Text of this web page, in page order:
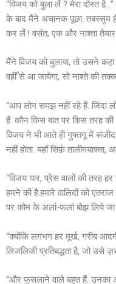
“विजय को बुला लें ? मेरा दोस्त
के बाद मैंने अचानक पूछा. तबस्सुम
कर लें ! वसंत, एक और नाश्ता तैयार
मैंने विजय को बुलाया, तो उसने
वहीँ से आ जायेगा, सो नाश्ते की
“आप लोग समझ नहीं रहे हैं. जिंदा
हैं. कौन किस बात पर किस तरह
विजय ने भी आते ही गुफ्तगू में
नहीं होता. यहाँ सिर्फ़
“विजय यार, प्रेस वालों की तरह
हमने की है.हमारे वालिदों को
पर कौम के अलां-फलां बोझ लिये जा
“क्योंकि लगभग हर मूर्ख, गरीब
लिजलिजी प्रतिबद्धता है, जो उसे
“और फुसलाने वाले बहुत हैं. उनका